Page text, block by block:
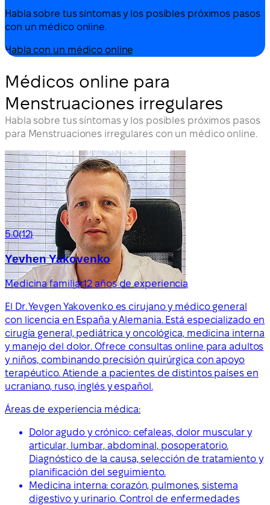
Habla sobre tus síntomas y los posibles próximos pasos
con un médico online.
Habla con un médico online
Médicos online para
Menstruaciones irregulares
Habla sobre tus síntomas y los posibles próximos pasos
para Menstruaciones irregulares con un médico online.
5.0(12)
Yevhen Yakovenko
Medicina familiar12 años de experiencia
El Dr. Yevgen Yakovenko es cirujano y médico general
con licencia en España y Alemania. Está especializado en
cirugía general, pediátrica y oncológica, medicina interna
y manejo del dolor. Ofrece consultas online para adultos
y niños, combinando precisión quirúrgica con apoyo
terapéutico. Atiende a pacientes de distintos países en
ucraniano, ruso, inglés y español.
Áreas de experiencia médica:
Dolor agudo y crónico: cefaleas, dolor muscular y
articular, lumbar, abdominal, posoperatorio.
Diagnóstico de la causa, selección de tratamiento y
planificación del seguimiento.
Medicina interna: corazón, pulmones, sistema
digestivo y urinario. Control de enfermedades